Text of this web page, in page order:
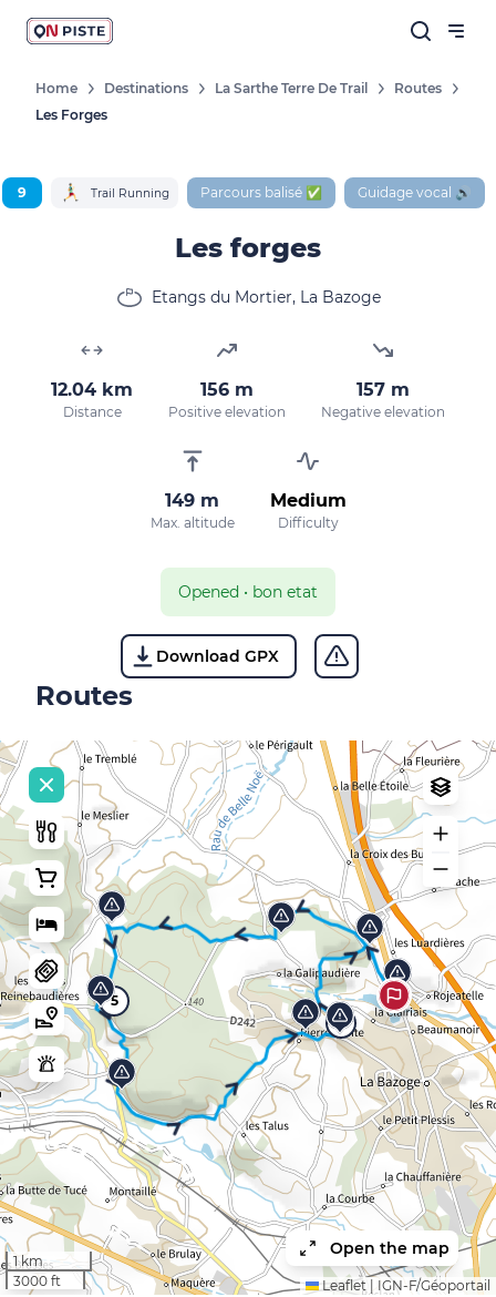
Home Destinations La Sarthe Terre De Trail
Routes
Les Forges
9 Trail Running Parcours balisé ✅ Guidage vocal 🔊
Les forges
Etangs du Mortier, La Bazoge
12.04 km
Distance
156 m
Positive elevation
157 m
Negative elevation
149 m
Max. altitude
Medium
Difficulty
Opened • bon etat
Download GPX
Routes
5
10
1 km
3000 ft
Open the map
Leaflet IGN-F/Géoportail